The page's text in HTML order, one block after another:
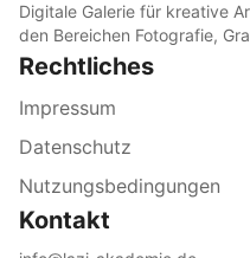
Digitale Galerie für kreative
den Bereichen Fotografie,
Rechtliches
Impressum
Datenschutz
Nutzungsbedingungen
Kontakt